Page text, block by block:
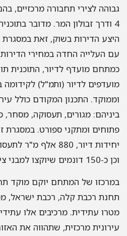
גבוהה לצירי תחבורה מרכזיים,
4 ודרך זבולון המר. מדובר
היצע הדירות בשוק, זאת
עם העלייה החדה במחירי
כמתחם מועדף לדיור, התוכנית
מועדפים לדיור (ותמ"ל) לקידומה
וממוקד. התכנון המקודם כולל
ביניהם: מגורים, תעסוקה, מסחר,
וכן כ-150 דונמים שיוקצו למבני ציבור ושטחים פתוחים.
במרכזו של המתחם יוקם מוקד
תחנת רכבת קלה, רכבת ישראל,
מטרו עתידית. מרכיבים אלו
עירונית מרכזית, שתהווה את